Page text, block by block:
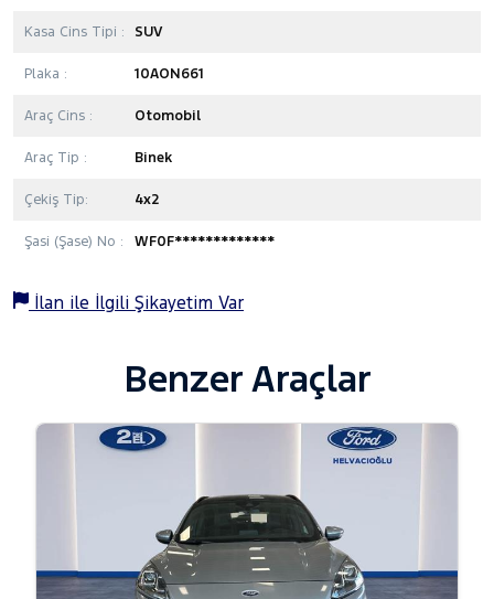
Kasa Cins Tipi : SUV
Plaka : 10AON661
Araç Cins : Otomobil
Araç Tip : Binek
Çekiş Tip: 4x2
Şasi (Şase) No : WF0F*************
İlan ile İlgili Şikayetim Var
Benzer Araçlar